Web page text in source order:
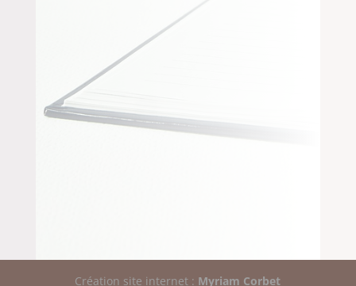
Création site internet : Myriam Corbet